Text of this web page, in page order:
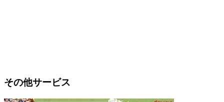
その他サービス